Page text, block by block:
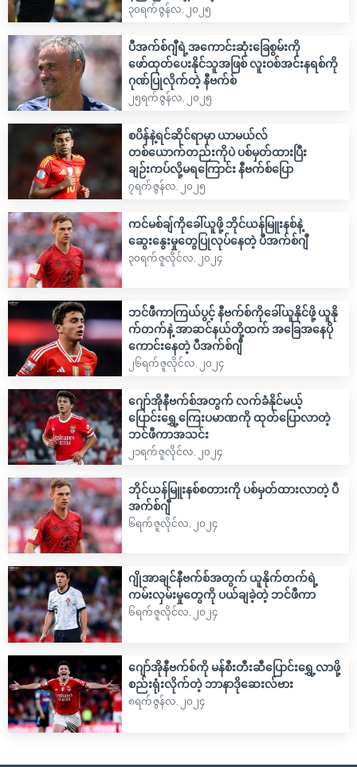
၃၀ရက် ဇွန်လ, ၂၀၂၅
ပီအက်စ်ဂျီရဲ့အကောင်းဆုံးခြေစွမ်းကို
ဖော်ထုတ်ပေးနိုင်သူအဖြစ် လူးဝစ်အင်းနရစ်ကို
ဂုဏ်ပြုလိုက်တဲ့ နီဗက်စ်
၂၅ရက် ဇွန်လ, ၂၀၂၅
စပိန်နဲ့ရင်ဆိုင်ရာမှာ ယာမယ်လ်
တစ်ယောက်တည်းကိုပဲ ပစ်မှတ်ထားပြီး
ချဉ်းကပ်လို့မရကြောင်း နီဗက်စ်ပြော
၇ရက် ဇွန်လ, ၂၀၂၅
ကင်မစ်ချ်ကိုခေါ်ယူဖို့ ဘိုင်ယန်မြူးနစ်နဲ့
ဆွေးနွေးမှုတွေပြုလုပ်နေတဲ့ ပီအက်စ်ဂျီ
၃၀ရက် ဇူလိုင်လ, ၂၀၂၄
ဘင်ဖီကာကြယ်ပွင့် နီဗက်စ်ကိုခေါ်ယူနိုင်ဖို့ ယူနို
က်တက်နဲ့ အာဆင်နယ်တို့ထက် အခြေအနေပို
ကောင်းနေတဲ့ ပီအက်စ်ဂျီ
၂၆ရက် ဇူလိုင်လ, ၂၀၂၄
ဂျော်အိုနီဗက်စ်အတွက် လက်ခံနိုင်မယ့်
ပြောင်းရွှေ့ကြေးပမာဏကို ထုတ်ပြောလာတဲ့
ဘင်ဖီကာအသင်း
၂၁ရက် ဇူလိုင်လ, ၂၀၂၄
ဘိုင်ယန်မြူးနစ်စတားကို ပစ်မှတ်ထားလာတဲ့ ပီ
အက်စ်ဂျီ
၆ရက် ဇူလိုင်လ, ၂၀၂၄
ဂျိုအာချင်နီဗက်စ်အတွက် ယူနိုက်တက်ရဲ့
ကမ်းလှမ်းမှုတွေကို ပယ်ချခဲ့တဲ့ ဘင်ဖီကာ
၆ရက် ဇူလိုင်လ, ၂၀၂၄
ဂျော်အိုနီဗက်စ်ကို မန်စီးတီးဆီပြောင်းရွှေ့လာဖို့
စည်းရုံးလိုက်တဲ့ ဘာနာဒိုဆေးလ်ဗား
၈ရက် ဇွန်လ, ၂၀၂၄